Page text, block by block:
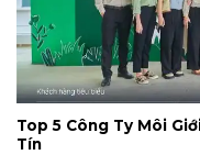
Top 5 Công Ty Môi
Tín